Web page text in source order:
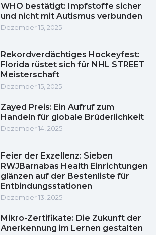
WHO bestätigt: Impfstoffe sicher
und nicht mit Autismus verbunden
Dezember 15, 2025
Rekordverdächtiges Hockeyfest:
Florida rüstet sich für NHL STREET
Meisterschaft
Dezember 15, 2025
Zayed Preis: Ein Aufruf zum
Handeln für globale Brüderlichkeit
Dezember 14, 2025
Feier der Exzellenz: Sieben
RWJBarnabas Health Einrichtungen
glänzen auf der Bestenliste für
Entbindungsstationen
Dezember 13, 2025
Mikro-Zertifikate: Die Zukunft der
Anerkennung im Lernen gestalten